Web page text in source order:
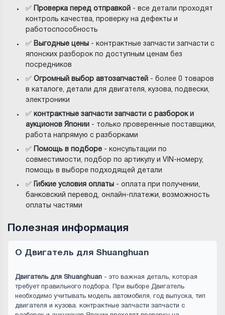
✅ Проверка перед отправкой - все детали проходят
контроль качества, проверку на дефекты и
работоспособность
✅ Выгодные цены - контрактные запчасти запчасти с
японских разборок по доступным ценам без
посредников
✅Огромный выбор автозапчастей - более 0 товаров
в каталоге, детали для двигателя, кузова, подвески,
электроники
✅ контрактные запчасти запчасти с разборок и
аукционов Японии - только проверенные поставщики,
работа напрямую с разборками
✅ Помощь в подборе - консультации по
совместимости, подбор по артикулу и VIN-номеру,
помощь в выборе подходящей детали
✅ Гибкие условия оплаты - оплата при получении,
банковский перевод, онлайн-платежи, возможность
оплаты частями
Полезная информация
О Двигатель для Shuanghuan
Двигатель для Shuanghuan - это важная деталь, которая
требует правильного подбора. При выборе Двигатель
необходимо учитывать модель автомобиля, год выпуска, тип
двигателя и кузова. контрактные запчасти запчасти с